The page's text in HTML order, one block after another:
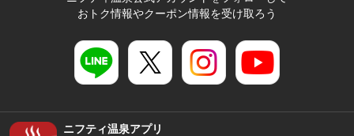
おトク情報やクーポン情報を受け取ろう
ニフティ温泉アプリ